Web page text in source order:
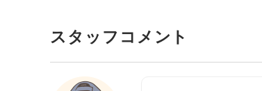
スタッフコメント